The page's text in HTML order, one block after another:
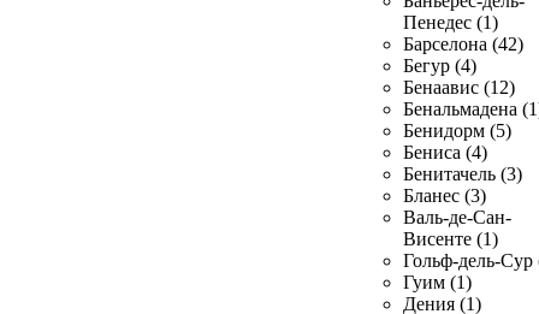
Пенедес (1)
Барселона (42)
Бегур (4)
Бенаавис (12)
Бенальмадена
Бенидорм (5)
Бениса (4)
Бенитачель (3)
Бланес (3)
Валь-де-Сан-
Висенте (1)
Гольф-дель-Сур
Гуим (1)
Дения (1)